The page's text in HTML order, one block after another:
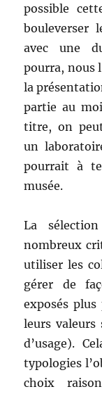
possible
bouleverser
avec une
pourra, nous
la
partie au
titre, on
un
pourrait à
musée.
La
nombreux
utiliser les
gérer de
exposés
leurs
d’usage).
typologies
choix